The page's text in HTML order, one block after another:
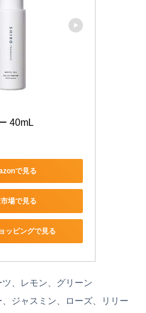
40mL
で見る
場で見る
ッピングで見る
、レモン、グリーン
ジャスミン、ローズ、リリー